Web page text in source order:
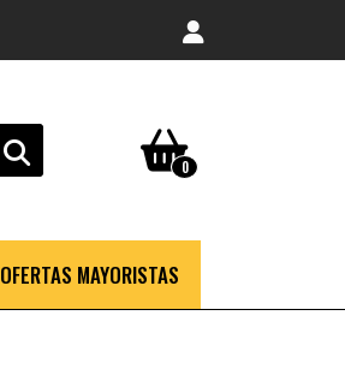
0
OFERTAS MAYORISTAS